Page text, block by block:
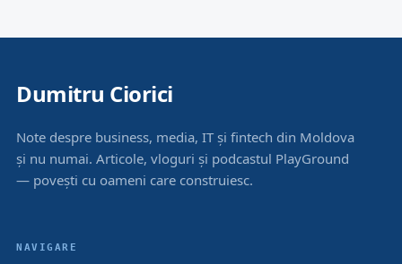
Dumitru Ciorici
Note despre business, media, IT și fintech din Moldova
și nu numai. Articole, vloguri și podcastul PlayGround
— povești cu oameni care construiesc.
NAVIGARE